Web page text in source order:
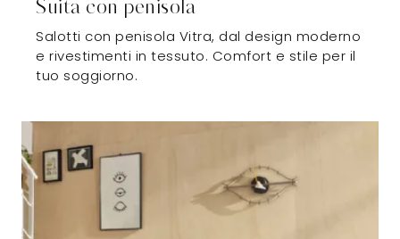
Suita con penisola
Salotti con penisola Vitra, dal design moderno
e rivestimenti in tessuto. Comfort e stile per il
tuo soggiorno.